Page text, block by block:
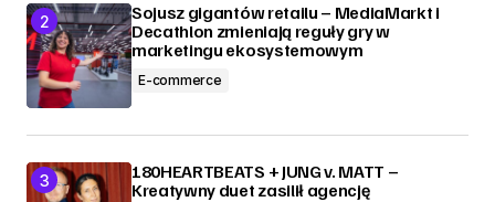
Sojusz gigantów retailu – MediaMarkt i
Decathlon zmieniają reguły gry w
marketingu ekosystemowym
E-commerce
180HEARTBEATS + JUNG v. MATT –
Kreatywny duet zasilił agencję